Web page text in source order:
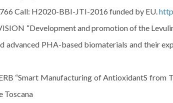
Call: H2020-BBI-JTI-2016 funded by EU.
“Development and promotion of the
advanced PHA-based biomaterials and their
“Smart Manufacturing of AntioxidantS from
Toscana